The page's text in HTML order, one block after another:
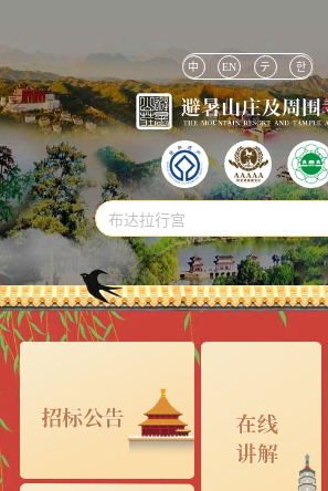
中 EN テ 한
布达拉行宫